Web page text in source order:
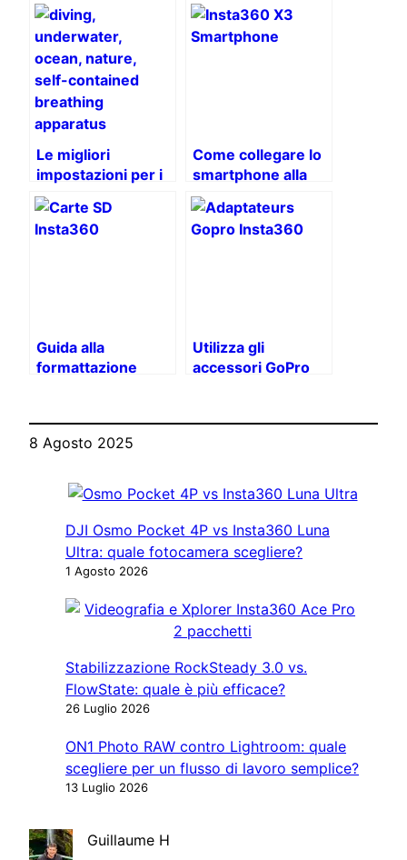
Le migliori
impostazioni per i
tuoi video
subacquei con
Insta360 X3
Come collegare lo
smartphone alla
Insta360 X3: una
guida passo passo
Guida alla
formattazione
Utilizza gli
accessori GoPro
WDZYRM
8 Agosto 2025
DJI Osmo Pocket 4P vs Insta360 Luna
Ultra: quale fotocamera scegliere?
1 Agosto 2026
Stabilizzazione RockSteady 3.0 vs.
FlowState: quale è più efficace?
26 Luglio 2026
ON1 Photo RAW contro Lightroom: quale
scegliere per un flusso di lavoro semplice?
13 Luglio 2026
Guillaume H